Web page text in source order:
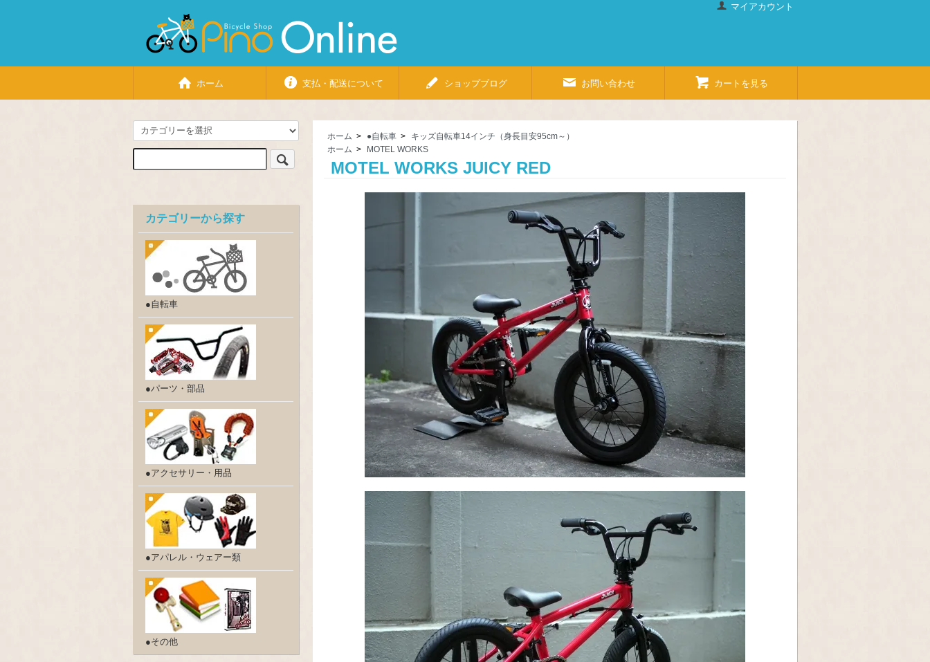
マイアカウント
ホーム 支払・配送について ショップブログ お問い合わせ カートを見る
ホーム > ●自転車 >
キッズ自転車14インチ（身長目安95cm～）
ホーム > MOTEL WORKS
MOTEL WORKS JUICY RED
カテゴリーから探す
●自転車
●パーツ・部品
●アクセサリー・用品
●アパレル・ウェアー類
●その他